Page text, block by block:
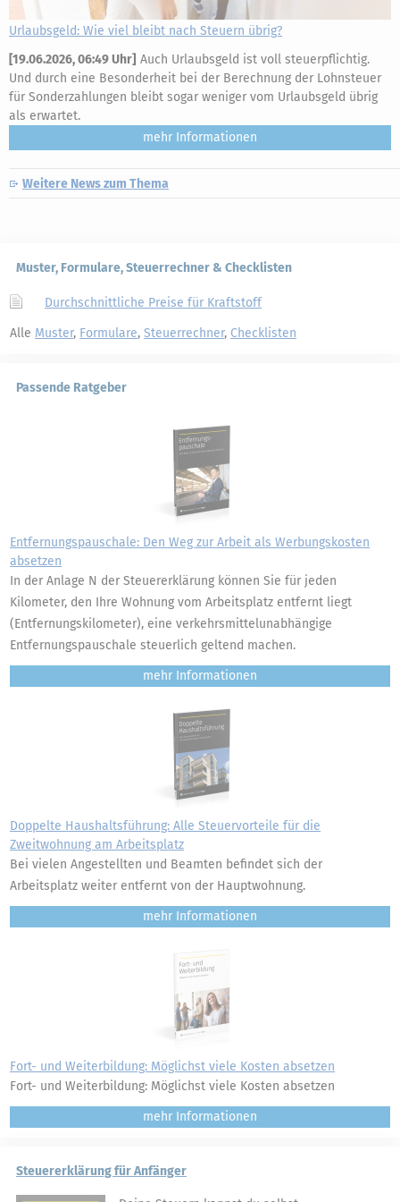
Urlaubsgeld: Wie viel bleibt nach Steuern übrig?
[19.06.2026, 06:49 Uhr] Auch Urlaubsgeld ist voll steuerpflichtig.
Und durch eine Besonderheit bei der Berechnung der Lohnsteuer
für Sonderzahlungen bleibt sogar weniger vom Urlaubsgeld übrig
als erwartet.
mehr
Weitere News zum Thema
Muster, Formulare, Steuerrechner & Checklisten
Durchschnittliche Preise für Kraftstoff
Alle Muster, Formulare, Steuerrechner, Checklisten
Passende Ratgeber
Entfernungspauschale: Den Weg zur Arbeit als Werbungskosten
absetzen
In der Anlage N der Steuererklärung können Sie für jeden
Kilometer, den Ihre Wohnung vom Arbeitsplatz entfernt liegt
(Entfernungskilometer), eine verkehrsmittelunabhängige
Entfernungspauschale steuerlich geltend machen.
mehr
Doppelte Haushaltsführung: Alle Steuervorteile für die
Zweitwohnung am Arbeitsplatz
Bei vielen Angestellten und Beamten befindet sich der
Arbeitsplatz weiter entfernt von der Hauptwohnung.
mehr
Fort- und Weiterbildung: Möglichst viele Kosten absetzen
Fort- und Weiterbildung: Möglichst viele Kosten absetzen
mehr
Steuererklärung für Anfänger